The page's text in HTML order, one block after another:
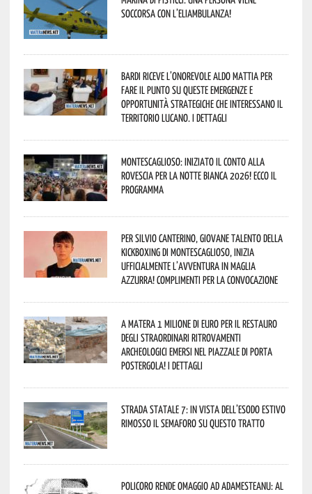
soccorsa con l’eliambulanza!
Bardi riceve l’onorevole Aldo Mattia per
fare il punto su queste emergenze e
opportunità strategiche che interessano il
territorio lucano. I dettagli
Montescaglioso: iniziato il conto alla
rovescia per la Notte Bianca 2026! Ecco il
programma
Per Silvio Canterino, giovane talento della
kickboxing di Montescaglioso, inizia
ufficialmente l’avventura in maglia
azzurra! Complimenti per la convocazione
A Matera 1 milione di euro per il restauro
degli straordinari ritrovamenti
archeologici emersi nel piazzale di Porta
Postergola! I dettagli
Strada statale 7: in vista dell’esodo estivo
rimosso il semaforo su questo tratto
Policoro rende omaggio ad Adamesteanu: al